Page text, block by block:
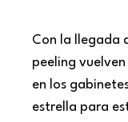
Con la llegada
peeling
en los
estrella para